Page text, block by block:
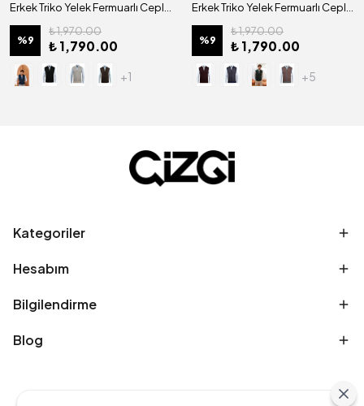
Erkek Triko Yelek Fermuarlı Cepli Çelik Örgü Triko Regular Kalıp - 5004J
%9
₺ 1,970.00
₺ 1,790.00
+1
Erkek Triko Yelek Fermuarlı Cepli Çelik Örgü Triko Klasik Kalıp - 5015J
%9
₺ 1,970.00
₺ 1,790.00
+5
Kategoriler
Hesabım
Bilgilendirme
Blog